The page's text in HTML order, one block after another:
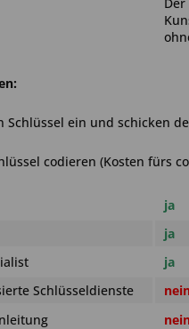
Schlüssel ein und schicken
codieren (Kosten fürs
ja
ja
ja
Schlüsseldienste
nein